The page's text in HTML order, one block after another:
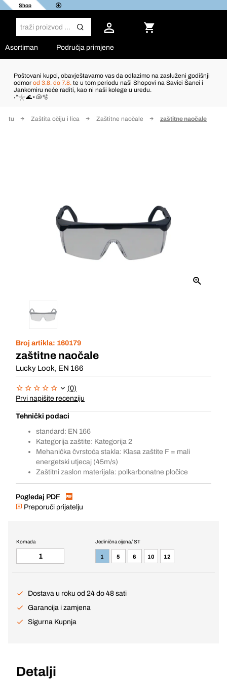
Shop
Asortiman Područja primjene
Poštovani kupci, obavještavamo vas da odlazimo na zasluženi godišnji
odmor od 3.8. do 7.8. te u tom periodu naši Shopovi na Savici Šanci i
Jankomiru neće raditi, kao ni naši kolege u uredu.
˖°𓇼🌊⋆🐚🫧
Zaštita očiju i lica Zaštitne naočale zaštitne naočale
Broj artikla: 160179
zaštitne naočale
Lucky Look, EN 166
(0)
Prvi napišite recenziju
Tehnički podaci
standard: EN 166
Kategorija zaštite: Kategorija 2
Mehanička čvrstoća stakla: Klasa zaštite F = mali
energetski utjecaj (45m/s)
Zaštitni zaslon materijala: polkarbonatne pločice
Pogledaj PDF
Preporuči prijatelju
Jedinična cijena / ST
1 5 6 10 12
Komada
Dostava u roku od 24 do 48 sati
Garancija i zamjena
Sigurna Kupnja
Detalji